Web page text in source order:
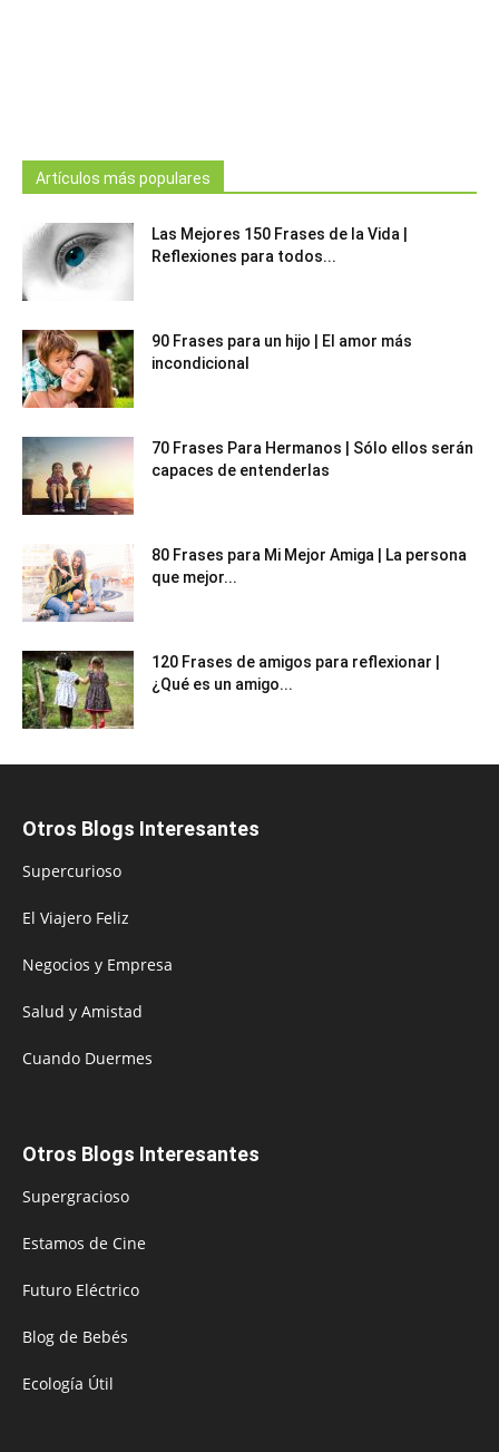
Artículos más populares
Las Mejores 150 Frases de la Vida |
Reflexiones para todos...
90 Frases para un hijo | El amor más
incondicional
70 Frases Para Hermanos | Sólo ellos serán
capaces de entenderlas
80 Frases para Mi Mejor Amiga | La persona
que mejor...
120 Frases de amigos para reflexionar |
¿Qué es un amigo...
Otros Blogs Interesantes
Supercurioso
El Viajero Feliz
Negocios y Empresa
Salud y Amistad
Cuando Duermes
Otros Blogs Interesantes
Supergracioso
Estamos de Cine
Futuro Eléctrico
Blog de Bebés
Ecología Útil